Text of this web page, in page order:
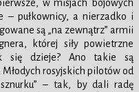
w misjach bojowych
– pułkownicy, a nierzadko i
są „na zewnątrz” armii
której siły powietrzne
się dzieje? Ano takie są
rosyjskich pilotów od
– tak, by dali radę